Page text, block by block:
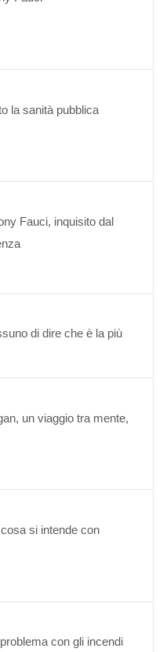
la sanità pubblica
Fauci, inquisito dal
di dire che è la più
un viaggio tra mente,
si intende con
con gli incendi